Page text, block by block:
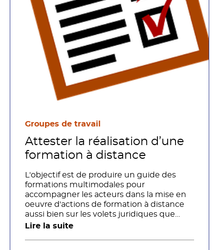
Groupes de travail
Attester la réalisation d’une
formation à distance
L'objectif est de produire un guide des
formations multimodales pour
accompagner les acteurs dans la mise en
oeuvre d'actions de formation à distance
aussi bien sur les volets juridiques que
pédagogiques.
Lire la suite